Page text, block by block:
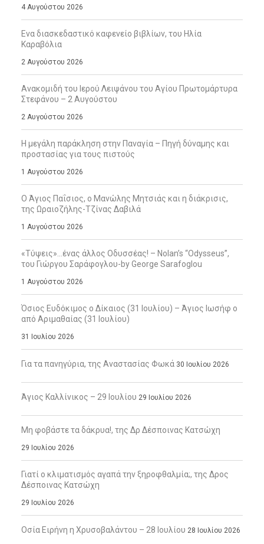
4 Αυγούστου 2026
Ενα διασκεδαστικό καφενείο βιβλίων, του Ηλία
Καραβόλια
2 Αυγούστου 2026
Ανακομιδή του Ιερού Λειψάνου του Αγίου Πρωτομάρτυρα
Στεφάνου – 2 Αυγούστου
2 Αυγούστου 2026
Η μεγάλη παράκληση στην Παναγία – Πηγή δύναμης και
προστασίας για τους πιστούς
1 Αυγούστου 2026
Ο Άγιος Παΐσιος, ο Μανώλης Μητσιάς και η διάκρισις,
της Ωραιοζήλης-Τζίνας Δαβιλά
1 Αυγούστου 2026
«Τύψεις»…ένας άλλος Οδυσσέας! – Nolan’s “Odysseus”,
του Γιώργου Σαράφογλου-by George Sarafoglou
1 Αυγούστου 2026
Όσιος Ευδόκιμος ο Δίκαιος (31 Ιουλίου) – Άγιος Ιωσήφ ο
από Αριμαθαίας (31 Ιουλίου)
31 Ιουλίου 2026
Για τα πανηγύρια, της Αναστασίας Φωκά 30 Ιουλίου 2026
Άγιος Καλλίνικος – 29 Ιουλίου 29 Ιουλίου 2026
Μη φοβάστε τα δάκρυα!, της Δρ Δέσποινας Κατσώχη
29 Ιουλίου 2026
Γιατί ο κλιματισμός αγαπά την ξηροφθαλμία;, της Δρος
Δέσποινας Κατσώχη
29 Ιουλίου 2026
Οσία Ειρήνη η Χρυσοβαλάντου – 28 Ιουλίου 28 Ιουλίου 2026